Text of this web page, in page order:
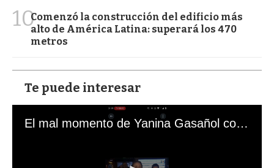
10Comenzó la construcción del edificio más
alto de América Latina: superará los 470
metros
Te puede interesar
El mal momento de Yanina Gasañol con un hincha argentino en "Subrayado"